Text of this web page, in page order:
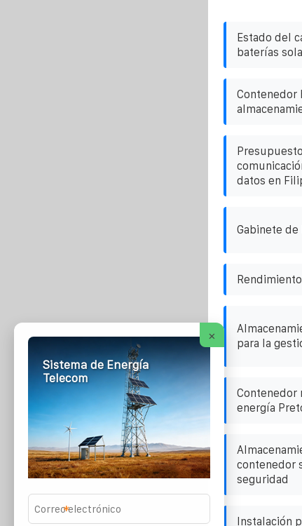
Estado del
baterías
Contenedor
datos en
Gabinete de
para la
Contenedor
energía
contenedor
seguridad
Instalación
×
Sistema de Energía
Telecom
*